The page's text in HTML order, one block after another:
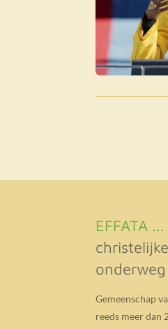
EFFATA ...
onderweg
Gemeenschap
reeds meer dan